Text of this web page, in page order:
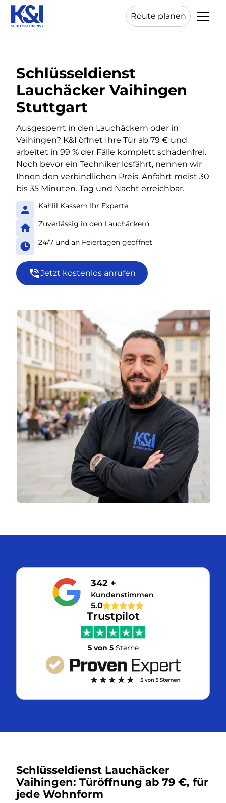
Route planen
Schlüsseldienst
Lauchäcker Vaihingen
Stuttgart
Ausgesperrt in den Lauchäckern oder in
Vaihingen? K&I öffnet Ihre Tür ab 79 € und
arbeitet in 99 % der Fälle komplett schadenfrei.
Noch bevor ein Techniker losfährt, nennen wir
Ihnen den verbindlichen Preis. Anfahrt meist 30
bis 35 Minuten. Tag und Nacht erreichbar.
Kahlil Kassem Ihr Experte
Zuverlässig in den Lauchäckern
24/7 und an Feiertagen geöffnet
Jetzt kostenlos anrufen
342 +
Kundenstimmen
5.0
Trustpilot
5 von 5 Sterne
Schlüsseldienst Lauchäcker
Vaihingen: Türöffnung ab 79 €, für
jede Wohnform